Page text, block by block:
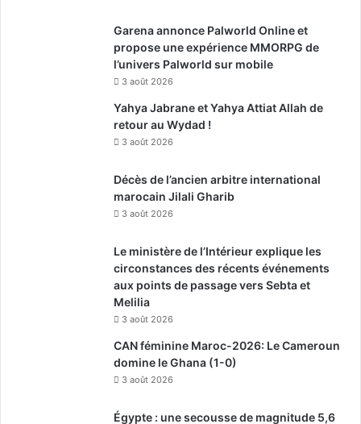
Garena annonce Palworld Online et
propose une expérience MMORPG de
l’univers Palworld sur mobile
3 août 2026
Yahya Jabrane et Yahya Attiat Allah de
retour au Wydad !
3 août 2026
Décès de l’ancien arbitre international
marocain Jilali Gharib
3 août 2026
Le ministère de l’Intérieur explique les
circonstances des récents événements
aux points de passage vers Sebta et
Melilia
3 août 2026
CAN féminine Maroc-2026: Le Cameroun
domine le Ghana (1-0)
3 août 2026
Égypte : une secousse de magnitude 5,6